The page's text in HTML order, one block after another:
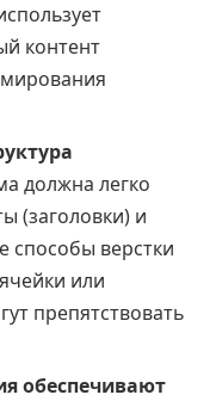
контент
должна легко
(заголовки) и
способы верстки
или
препятствовать
обеспечивают